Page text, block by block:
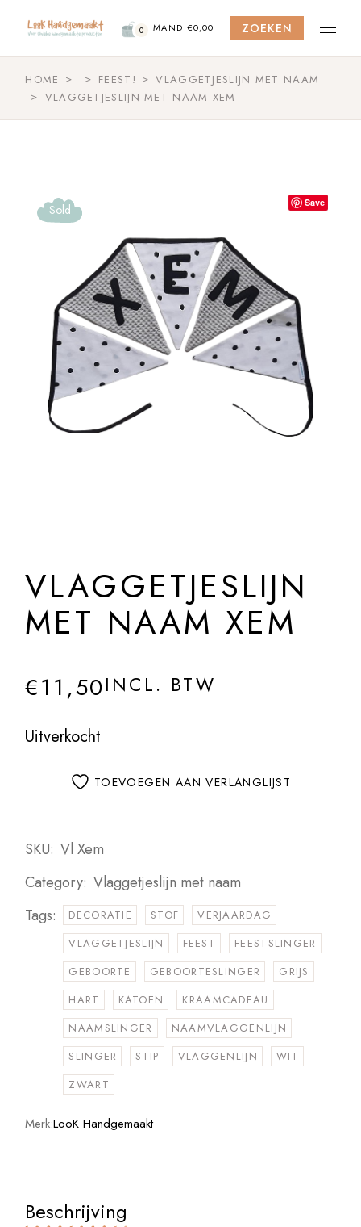
content
0 MAND €0,00 ZOEKEN
HOME FEEST!
VLAGGETJESLIJN MET NAAM
VLAGGETJESLIJN MET NAAM XEM
Sold Save
VLAGGETJESLIJN
MET NAAM XEM
€11,50INCL. BTW
Uitverkocht
TOEVOEGEN AAN VERLANGLIJST
SKU: Vl Xem
Category: Vlaggetjeslijn met naam
Tags:
DECORATIE STOF
VERJAARDAG
VLAGGETJESLIJN
FEEST
FEESTSLINGER
GEBOORTE
GEBOORTESLINGER
GRIJS
HART
KATOEN
KRAAMCADEAU
NAAMSLINGER
NAAMVLAGGENLIJN
SLINGER
STIP VLAGGENLIJN
WIT
ZWART
Merk:LooK Handgemaakt
Beschrijving